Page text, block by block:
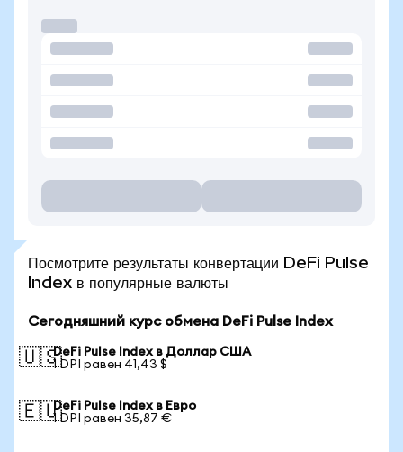
Посмотрите результаты конвертации DeFi Pulse
Index в популярные валюты
Сегодняшний курс обмена DeFi Pulse Index
🇺🇸DeFi Pulse Index в Доллар США
1 DPI равен 41,43 $
🇪🇺DeFi Pulse Index в Евро
1 DPI равен 35,87 €